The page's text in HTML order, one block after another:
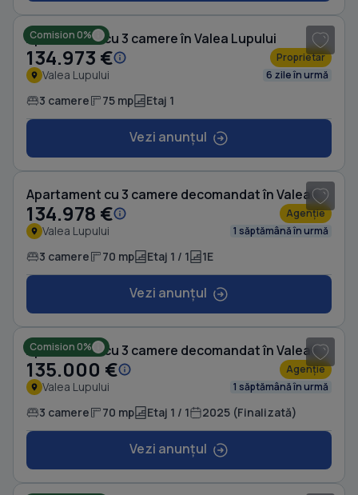
Comision 0%
Apartament cu 3 camere în Valea Lupului
134.973 € Proprietar
Valea Lupului 6 zile în urmă
3 camere 75 mp Etaj 1
Vezi anunțul
Apartament cu 3 camere decomandat în Valea Lupului
134.978 € Agenție
Valea Lupului 1 săptămână în urmă
3 camere 70 mp Etaj 1 / 1 1E
Vezi anunțul
Comision 0% Apartament cu 3 camere decomandat în Valea Lupului
135.000 € Agenție
Valea Lupului 1 săptămână în urmă
3 camere 70 mp Etaj 1 / 1 2025 (Finalizată)
Vezi anunțul